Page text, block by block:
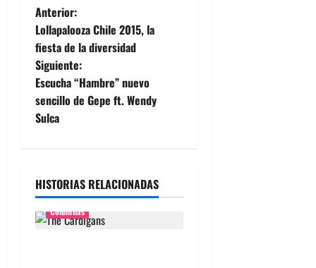
N
a
v
e
c
i
Anterior:
Lollapalooza Chile 2015, la
fiesta de la diversidad
Siguiente:
Escucha “Hambre” nuevo
sencillo de Gepe ft. Wendy
Sulca
HISTORIAS RELACIONADAS
Columnas